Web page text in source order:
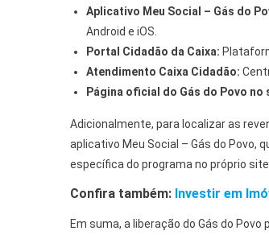
Aplicativo Meu Social – Gás do
Android e iOS.
Portal Cidadão da Caixa:
Atendimento Caixa Cidadão:
Página oficial do Gás do Povo no
Adicionalmente, para localizar as
aplicativo Meu Social – Gás do Povo,
específica do programa no próprio site
Confira também: Investir em
Em suma, a liberação do Gás do